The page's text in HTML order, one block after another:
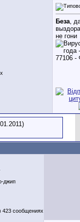
Беза ,
не гони
джип
423 сообщениях